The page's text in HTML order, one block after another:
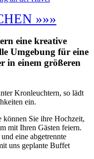
»»»
eine kreative
Umgebung für eine
in einem größeren
Kronleuchtern, so lädt
ein.
können Sie ihre Hochzeit,
mit Ihren Gästen feiern.
eine abgetrennte
uns geplante Buffet